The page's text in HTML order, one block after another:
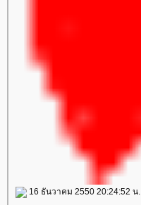
16 ธันวาคม 2550 20:24:52 น.